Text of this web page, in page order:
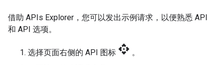
借助 APIs Explorer，您可以发出示例请求，以便熟悉 API
和 API 选项。
选择页面右侧的 API 图标 api 。